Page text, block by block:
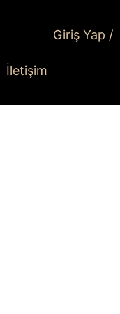
İletişim
Giriş Yap /